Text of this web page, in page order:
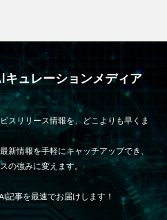
キュレーションメディア
スリリース情報を、どこよりも早くま
新情報を手軽にキャッチアップでき、
の強みに変えます。
記事を最速でお届けします！